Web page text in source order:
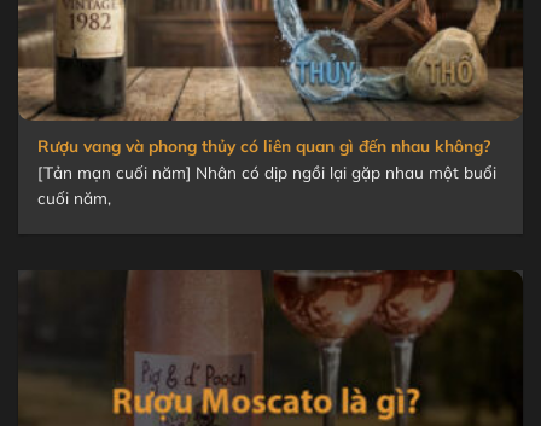
Rượu vang và phong thủy có liên quan gì đến nhau không?
[Tản mạn cuối năm] Nhân có dịp ngồi lại gặp nhau một buổi
cuối năm,